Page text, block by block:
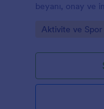
beyanı, onay ve
olur.
Go to Category:
Aktivite ve Spor